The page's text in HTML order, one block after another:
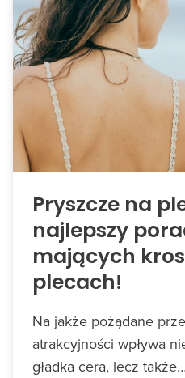
Pryszcze na
najlepszy
mających
plecach!
Na jakże pożądane
atrakcyjności wpływa
gładka cera, lecz